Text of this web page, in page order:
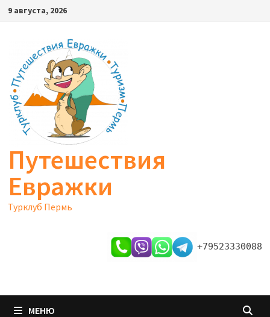
Перейти
содержимому
9 августа, 2026
Путешествия
Евражки
Турклуб Пермь
+79523330088
МЕНЮ